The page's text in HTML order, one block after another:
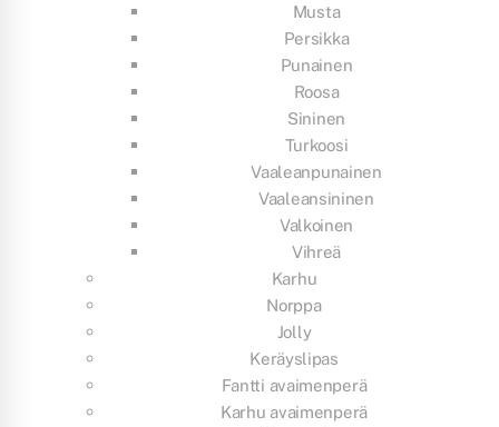
Musta
Persikka
Punainen
Roosa
Sininen
Turkoosi
Vaaleanpunainen
Vaaleansininen
Valkoinen
Vihreä
Karhu
Norppa
Jolly
Keräyslipas
Fantti avaimenperä
Karhu avaimenperä